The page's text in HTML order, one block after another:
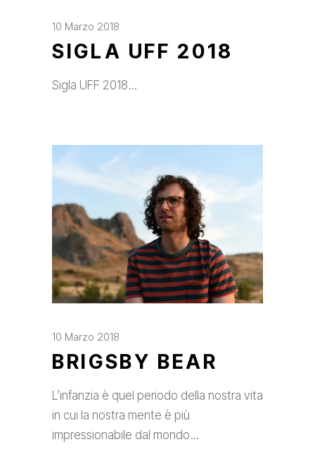
10 Marzo 2018
SIGLA UFF 2018
Sigla UFF 2018
10 Marzo 2018
BRIGSBY BEAR
L’infanzia è quel periodo della nostra vita
in cui la nostra mente è più
impressionabile dal mondo